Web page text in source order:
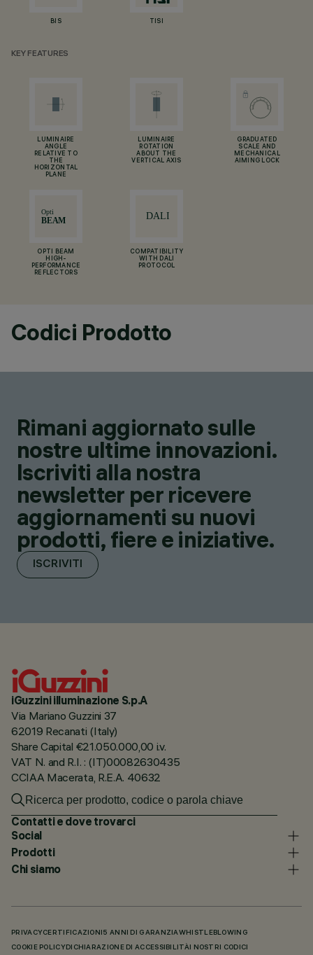
BIS TISI
KEY FEATURES
LUMINAIRE
ANGLE
RELATIVE TO
THE
HORIZONTAL
PLANE
LUMINAIRE
ROTATION
ABOUT THE
VERTICAL AXIS
GRADUATED
SCALE AND
MECHANICAL
AIMING LOCK
OPTI BEAM
HIGH-
PERFORMANCE
REFLECTORS
COMPATIBILITY
WITH DALI
PROTOCOL
Codici Prodotto
Rimani aggiornato sulle
nostre ultime innovazioni.
Iscriviti alla nostra
newsletter per ricevere
aggiornamenti su nuovi
prodotti, fiere e iniziative.
ISCRIVITI
iGuzzini illuminazione S.p.A
Via Mariano Guzzini 37
62019 Recanati (Italy)
Share Capital €21.050.000,00 i.v.
VAT N. and R.I. : (IT)00082630435
CCIAA Macerata, R.E.A. 40632
Contatti e dove trovarci
Social
Prodotti
Chi siamo
PRIVACY CERTIFICAZIONI 5 ANNI DI GARANZIAWHISTLEBLOWING
COOKIE POLICY DICHIARAZIONE DI ACCESSIBILITÀI NOSTRI CODICI